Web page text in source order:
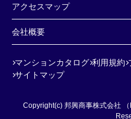
アクセスマップ
会社概要
マンションカタログ 利用規約
サイトマップ
Copyright(c) 邦興商事株式会社